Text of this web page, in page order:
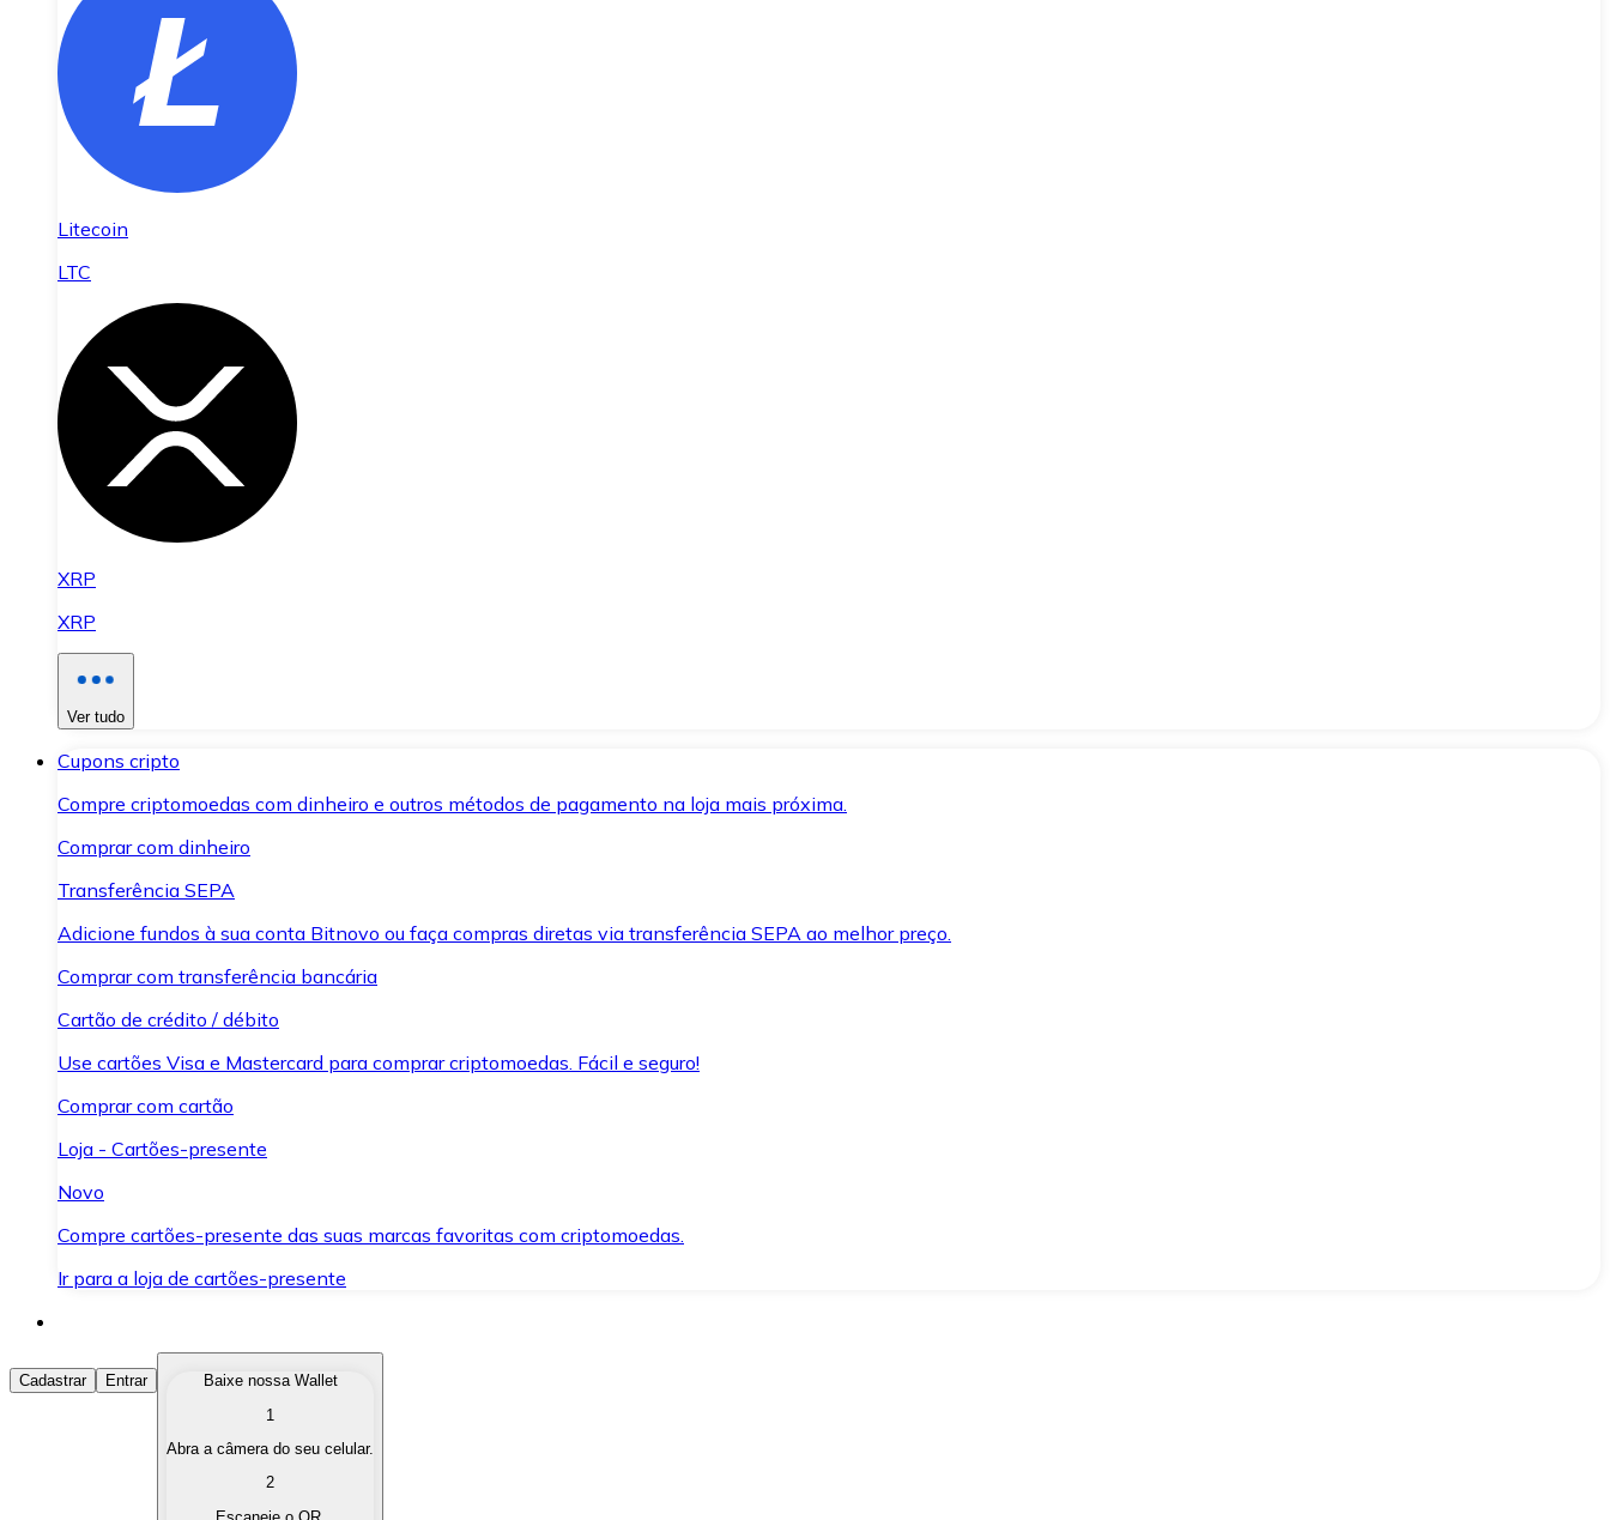
Litecoin
LTC
XRP
XRP
Ver tudo
Cupons cripto
Compre criptomoedas com dinheiro e outros métodos de pagamento na loja mais próxima.
Comprar com dinheiro
Transferência SEPA
Adicione fundos à sua conta Bitnovo ou faça compras diretas via transferência SEPA ao melhor preço.
Comprar com transferência bancária
Cartão de crédito / débito
Use cartões Visa e Mastercard para comprar criptomoedas. Fácil e seguro!
Comprar com cartão
Loja - Cartões-presente
Novo
Compre cartões-presente das suas marcas favoritas com criptomoedas.
Ir para a loja de cartões-presente
Comprar Criptomoedas
Compre as criptomoedas de seu interesse de forma rápida e segura.
Converta suas criptomoedas em moeda fiduciária quando precisar.
Cadastrar Entrar
Baixe nossa Wallet
1
Abra a câmera do seu celular.
2